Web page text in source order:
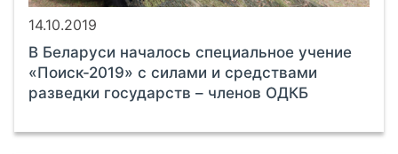
14.10.2019
В Беларуси началось cпециальное учение
«Поиск-2019» с силами и средствами
разведки государств – членов ОДКБ